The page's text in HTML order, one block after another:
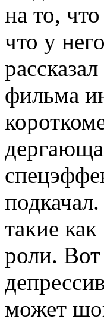
на то,
что у
фильма
такие
роли. Вот
может